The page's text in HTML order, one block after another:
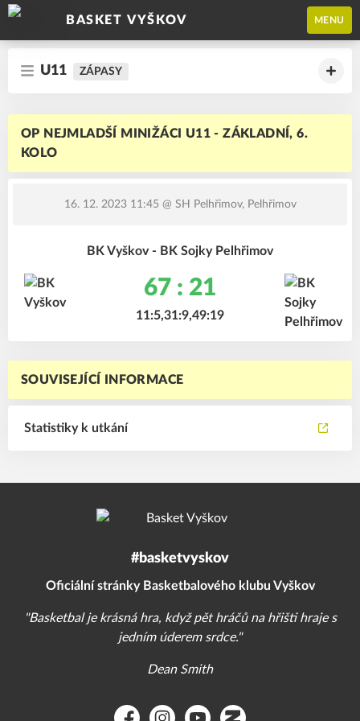
BASKET VYŠKOV MENU
U11 ZÁPASY
OP NEJMLADŠÍ MINIŽÁCI U11 - ZÁKLADNÍ, 6.
KOLO
16. 12. 2023 11:45 @ SH Pelhřimov, Pelhřimov
BK Vyškov - BK Sojky Pelhřimov
67 : 21
11:5,31:9,49:19
SOUVISEJÍCÍ INFORMACE
Statistiky k utkání
#basketvyskov
Oficiální stránky Basketbalového klubu Vyškov
"Basketbal je krásná hra, když pět hráčů na hřišti hraje s
jedním úderem srdce."
Dean Smith